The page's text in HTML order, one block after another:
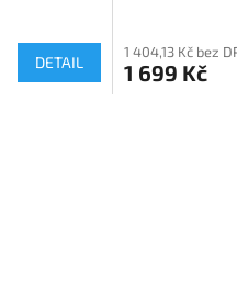
DETAIL
1 404,13 Kč bez
1 699 Kč